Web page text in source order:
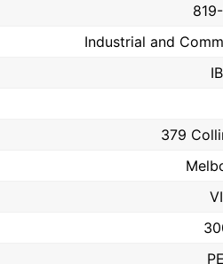
Industrial and
379